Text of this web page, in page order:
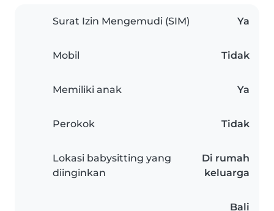
Surat Izin Mengemudi (SIM) Ya
Mobil Tidak
Memiliki anak Ya
Perokok Tidak
Lokasi babysitting yang
diinginkan
Di rumah
keluarga
Bali